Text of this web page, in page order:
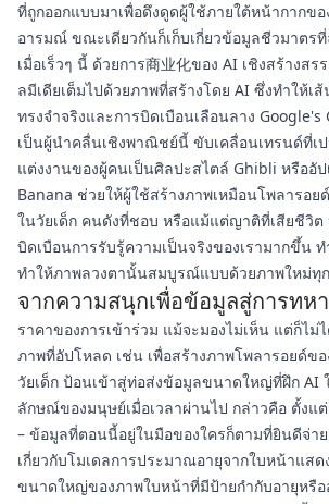
ที่ถูกออกแบบมาเพื่อดึงดูดผู้ใช้ภายใต้หน้ากากขอ
อารมณ์ ขณะเดียวกันก็เก็บเกี่ยวข้อมูลชีวมาตร
เมื่อเร็วๆ นี้ ด้วยการ商业化ของ AI เชิงสร้างส
ลมีเดียเต็มไปด้วยภาพที่สร้างโดย AI ซึ่งทำให้เ
ทรงจำจริงและการบิดเบือนเลือนลาง
เป็นผู้นำคลื่นเชิงพาณิชย์นี้ ขับเคลื่อนเทรนด์ที่เ
แต่งงานของผู้คนเป็นศิลปะสไตล์ Ghibli หรืออั
Banana ช่วยให้ผู้ใช้สร้างภาพเหมือนโพลารอย
ในวัยเด็ก คนดังที่ชอบ หรือแม้แต่ญาติที่เสียชีวิ
บิดเบือนการรับรู้ความเป็นจริงของเรามากขึ้น
ทำให้ภาพลวงตานั้นสมบูรณ์แบบด้วยภาพใหม่ทุ
จากความสนุกเพื่อข้อมูลสู่การท
ราคาของการเข้าร่วม แม้จะมองไม่เห็น แต่ก็ไม่
ภาพที่อัปโหลด เช่น เพื่อสร้างภาพโพลารอยด์ขอ
วัยเด็ก ป้อนเข้าสู่ท่อส่งข้อมูลขนาดใหญ่ที่ฝึก AI
ลักษณ์ของมนุษย์เมื่อเวลาผ่านไป กล่าวคือ ตั้งแ
– ข้อมูลที่ตอนนี้อยู่ในมือของใครก็ตามที่ยินดีจ่าย
เกี่ยวกับโมเดลการประมาณอายุจากใบหน้าแส
ขนาดใหญ่ของภาพใบหน้าที่มีป้ายกำกับอายุหรือ